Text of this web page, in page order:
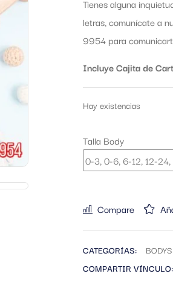
Tienes alguna
letras, comunícate a
9954 para
Incluye Cajita de
Hay existencias
Talla Body
Compare
CATEGORÍAS:
COMPARTIR VÍNCULO: